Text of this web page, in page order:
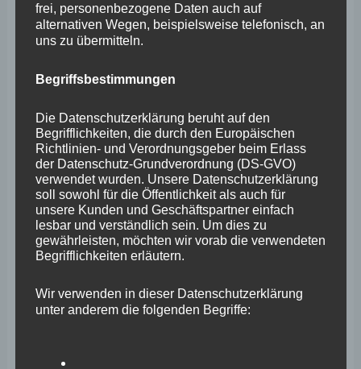
Oktober 2025
September 2025
August 2025
Juni 2025
Mai 2025
April 2025
März 2025
Februar 2025
Dezember 2024
frei, personenbezogene Daten auch auf
alternativen Wegen, beispielsweise telefonisch, an
uns zu übermitteln.
Begriffsbestimmungen
Die Datenschutzerklärung beruht auf den
Begrifflichkeiten, die durch den Europäischen
Richtlinien- und Verordnungsgeber beim Erlass
der Datenschutz-Grundverordnung (DS-GVO)
verwendet wurden. Unsere Datenschutzerklärung
soll sowohl für die Öffentlichkeit als auch für
unsere Kunden und Geschäftspartner einfach
lesbar und verständlich sein. Um dies zu
gewährleisten, möchten wir vorab die verwendeten
Begrifflichkeiten erläutern.
Wir verwenden in dieser Datenschutzerklärung
unter anderem die folgenden Begriffe: